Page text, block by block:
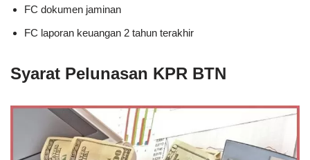
FC dokumen jaminan
FC laporan keuangan 2 tahun terakhir
Syarat Pelunasan KPR BTN